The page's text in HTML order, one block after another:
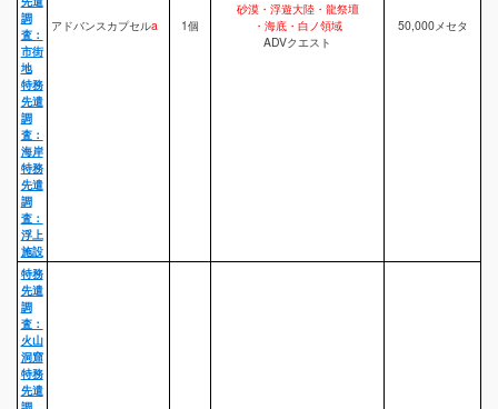
調
査：
市街
地
特務
先遣
調
査：
海岸
特務
先遣
調
査：
浮上
施設
アドバンスカプセルa 1個
砂漠・浮遊大陸・龍祭壇
・海底・白ノ領域
ADVクエスト
50,000メセタ
特務
先遣
調
査：
火山
洞窟
特務
先遣